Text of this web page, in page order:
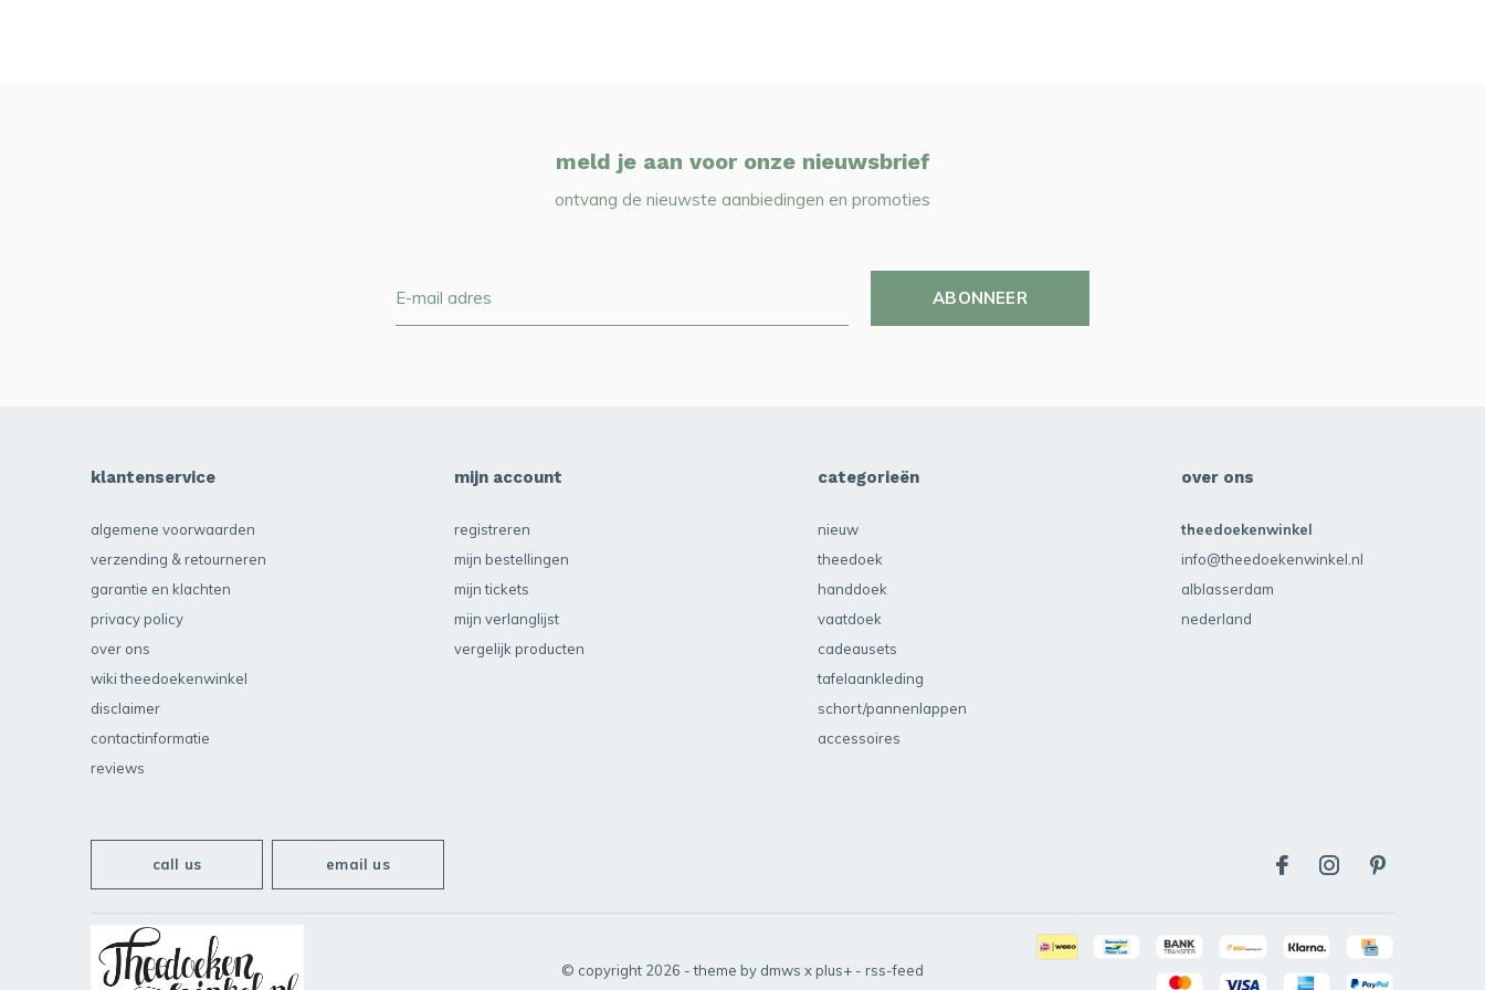
meld je aan voor onze nieuwsbrief
ontvang de nieuwste aanbiedingen en promoties
ABONNEER
klantenservice
algemene voorwaarden
verzending & retourneren
garantie en klachten
privacy policy
over ons
wiki theedoekenwinkel
disclaimer
contactinformatie
reviews
mijn account
registreren
mijn bestellingen
mijn tickets
mijn verlanglijst
vergelijk producten
categorieën
nieuw
theedoek
handdoek
vaatdoek
cadeausets
tafelaankleding
schort/pannenlappen
accessoires
over ons
theedoekenwinkel
info@theedoekenwinkel.nl
alblasserdam
nederland
call us email us
© copyright 2026 - theme by dmws xplus+ - rss-feed